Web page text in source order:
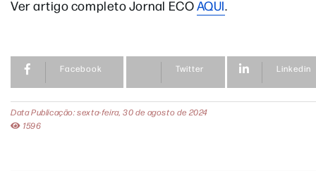
Ver artigo completo Jornal ECOAQUI.
Facebook Twitter Linkedin
Data Publicação: sexta-feira, 30 de agosto de 2024
1596